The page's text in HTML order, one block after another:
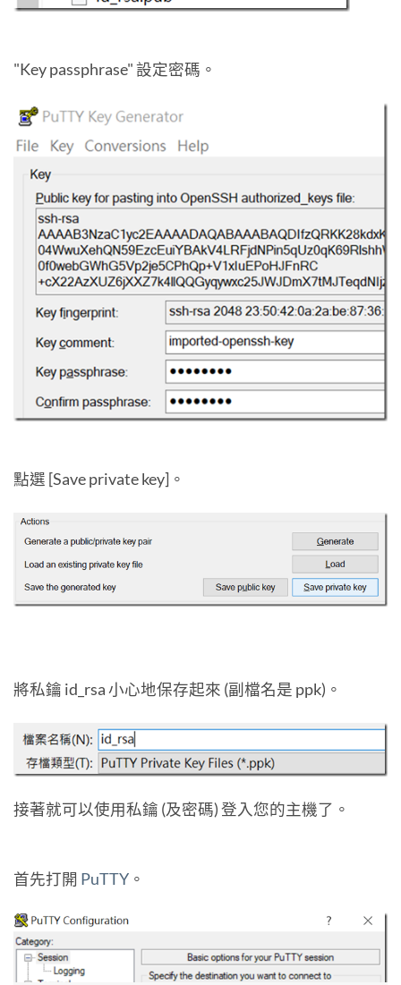
"Key passphrase" 設定密碼。
點選 [Save private key]。
將私鑰 id_rsa 小心地保存起來 (副檔名是 ppk)。
接著就可以使用私鑰 (及密碼) 登入您的主機了。
首先打開 PuTTY 。